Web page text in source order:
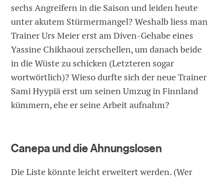
sechs Angreifern in die Saison und leiden heute
unter akutem Stürmermangel? Weshalb liess man
Trainer Urs Meier erst am Diven-Gehabe eines
Yassine Chikhaoui zerschellen, um danach beide
in die Wüste zu schicken (Letzteren sogar
wortwörtlich)? Wieso durfte sich der neue Trainer
Sami Hyypiä erst um seinen Umzug in Finnland
kümmern, ehe er seine Arbeit aufnahm?
Canepa und die Ahnungslosen
Die Liste könnte leicht erweitert werden. (Wer